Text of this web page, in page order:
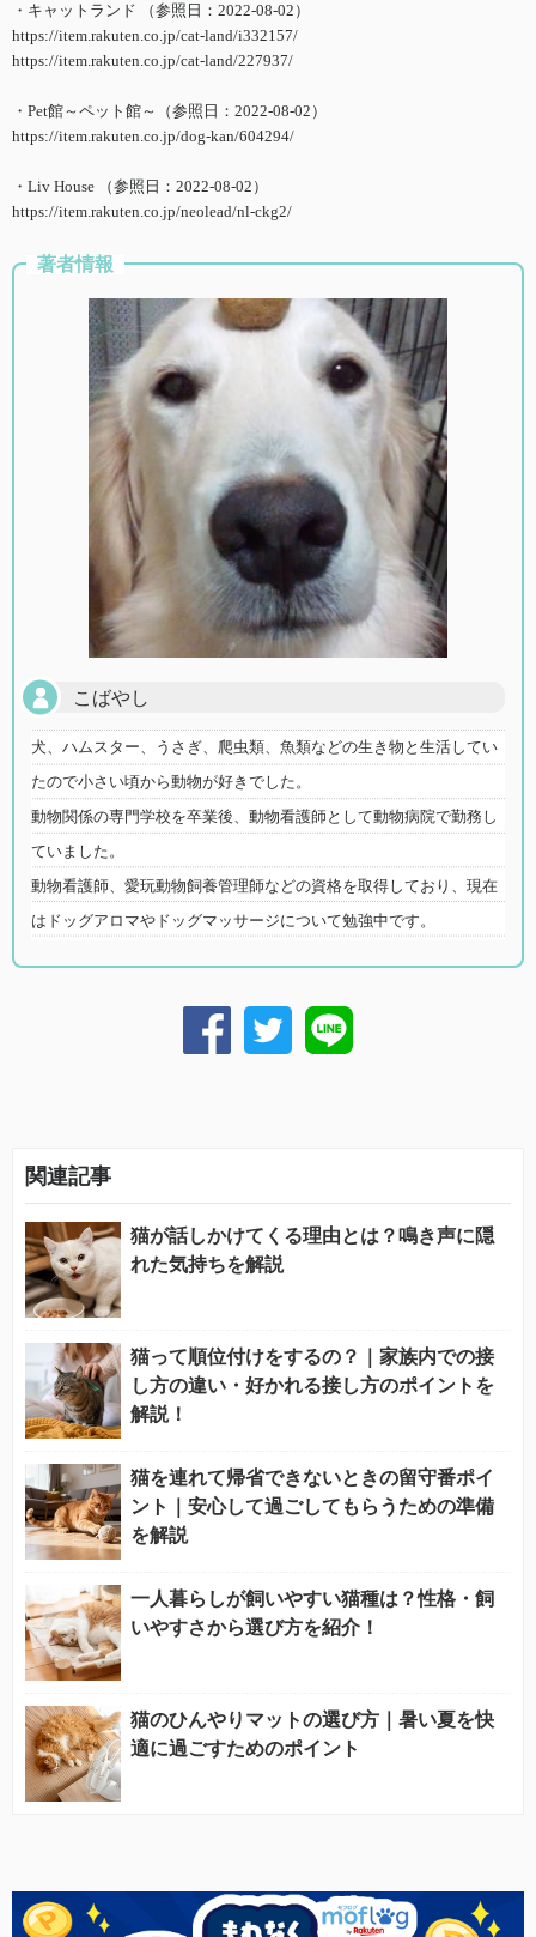
・キャットランド （参照日：2022-08-02）
https://item.rakuten.co.jp/cat-land/i332157/
https://item.rakuten.co.jp/cat-land/227937/
・Pet館～ペット館～（参照日：2022-08-02）
https://item.rakuten.co.jp/dog-kan/604294/
・Liv House （参照日：2022-08-02）
https://item.rakuten.co.jp/neolead/nl-ckg2/
著者情報
こばやし
犬、ハムスター、うさぎ、爬虫類、魚類などの生き物と生活してい
たので小さい頃から動物が好きでした。
動物関係の専門学校を卒業後、動物看護師として動物病院で勤務し
ていました。
動物看護師、愛玩動物飼養管理師などの資格を取得しており、現在
はドッグアロマやドッグマッサージについて勉強中です。
関連記事
猫が話しかけてくる理由とは？鳴き声に隠
れた気持ちを解説
猫って順位付けをするの？｜家族内での接
し方の違い・好かれる接し方のポイントを
解説！
猫を連れて帰省できないときの留守番ポイ
ント｜安心して過ごしてもらうための準備
を解説
一人暮らしが飼いやすい猫種は？性格・飼
いやすさから選び方を紹介！
猫のひんやりマットの選び方｜暑い夏を快
適に過ごすためのポイント